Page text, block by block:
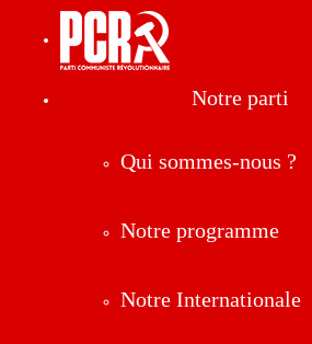
Notre parti
Qui sommes-nous ?
Notre programme
Notre Internationale